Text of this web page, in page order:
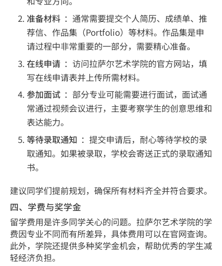
准备材料 ：通常需要提交个人简历、成绩单、推
荐信、作品集（Portfolio）等材料。作品集是申
请过程中非常重要的一部分，需要精心准备。
在线申请 ：访问拉萨尔艺术学院的官方网站，填
写在线申请表并上传所需材料。
参加面试 ：部分专业可能需要进行面试，面试通
常通过视频会议进行，主要考察学生的创意思维和
表达能力。
等待录取通知 ：提交申请后，耐心等待学校的录
取通知。如果被录取，学校会寄送正式的录取通知
书。
建议同学们提前规划，确保所有材料齐全并符合要求。
四、学费与奖学金
留学费用是许多同学关心的问题。拉萨尔艺术学院的学
费因专业不同而有所差异，具体费用可以在官网查询。
此外，学院还提供多种奖学金机会，帮助优秀的学生减
轻经济负担。